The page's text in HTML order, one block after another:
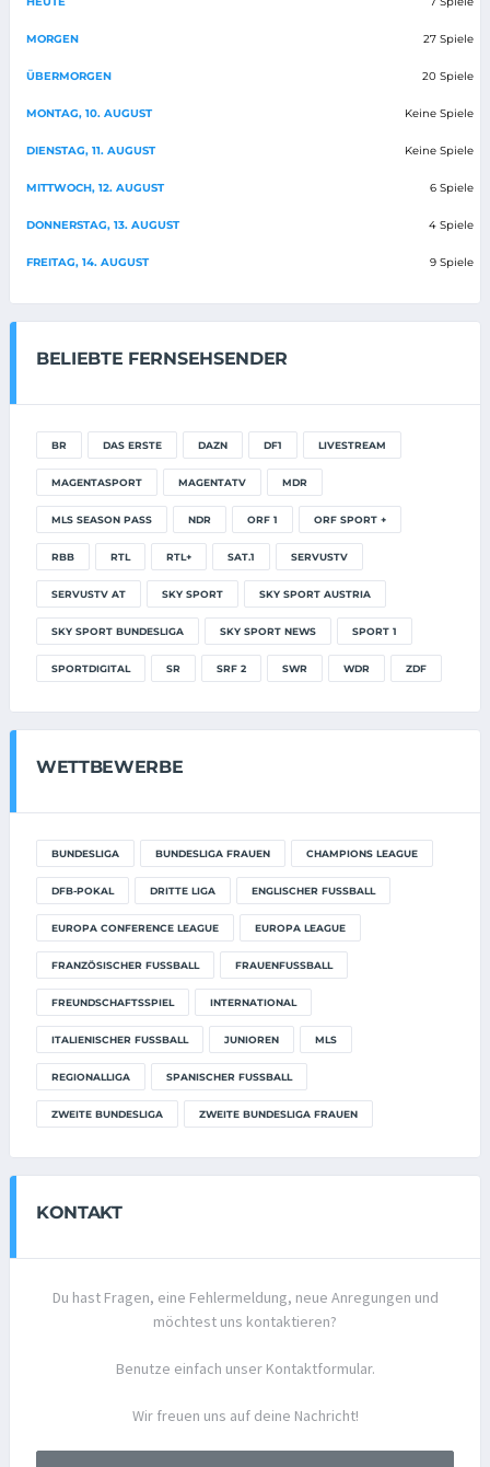
MORGEN 27 Spiele
ÜBERMORGEN 20 Spiele
MONTAG, 10. AUGUST Keine Spiele
DIENSTAG, 11. AUGUST Keine Spiele
MITTWOCH, 12. AUGUST 6 Spiele
DONNERSTAG, 13. AUGUST 4 Spiele
FREITAG, 14. AUGUST 9 Spiele
BELIEBTE FERNSEHSENDER
BR DAS ERSTE DAZN DF1 LIVESTREAM
MAGENTASPORT MAGENTATV MDR
MLS SEASON PASS NDR ORF 1 ORF SPORT +
RBB RTL RTL+ SAT.1 SERVUSTV
SERVUSTV AT SKY SPORT SKY SPORT AUSTRIA
SKY SPORT BUNDESLIGA SKY SPORT NEWS SPORT 1
SPORTDIGITAL SR SRF 2 SWR WDR ZDF
WETTBEWERBE
BUNDESLIGA BUNDESLIGA FRAUEN CHAMPIONS LEAGUE
DFB-POKAL DRITTE LIGA ENGLISCHER FUSSBALL
EUROPA CONFERENCE LEAGUE EUROPA LEAGUE
FRANZÖSISCHER FUSSBALL FRAUENFUSSBALL
FREUNDSCHAFTSSPIEL INTERNATIONAL
ITALIENISCHER FUSSBALL JUNIOREN MLS
REGIONALLIGA SPANISCHER FUSSBALL
ZWEITE BUNDESLIGA ZWEITE BUNDESLIGA FRAUEN
KONTAKT
Du hast Fragen, eine Fehlermeldung, neue Anregungen und
möchtest uns kontaktieren?
Benutze einfach unser Kontaktformular.
Wir freuen uns auf deine Nachricht!